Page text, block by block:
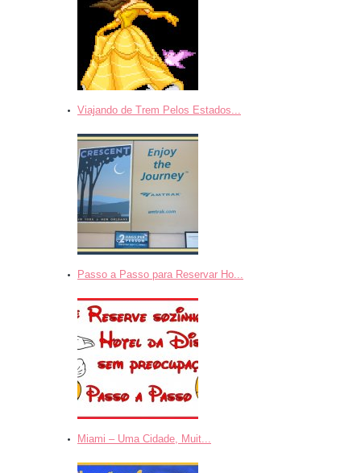
Viajando de Trem Pelos Estados...
Passo a Passo para Reservar Ho...
Miami – Uma Cidade, Muit...